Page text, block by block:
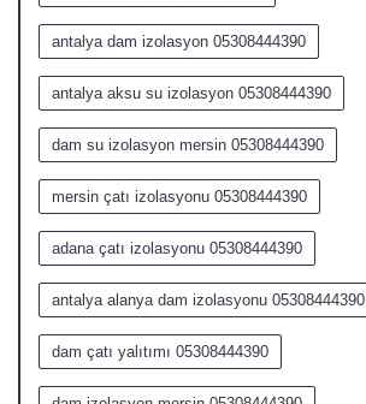
antalya dam izolasyon 05308444390
antalya aksu su izolasyon 05308444390
dam su izolasyon mersin 05308444390
mersin çatı izolasyonu 05308444390
adana çatı izolasyonu 05308444390
antalya alanya dam izolasyonu 05308444390
dam çatı yalıtımı 05308444390